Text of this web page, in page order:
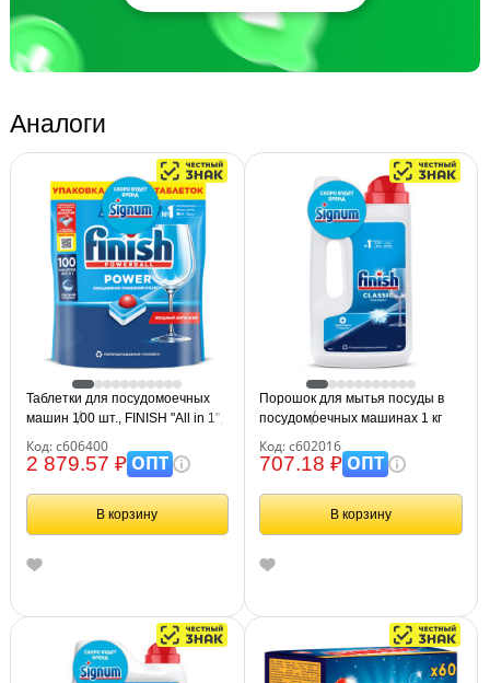
Аналоги
Таблетки для посудомоечных
машин 100 шт., FINISH "All in 1",
Код: с606400
2 879.57 ₽ОПТ
В корзину
Порошок для мытья посуды в
посудомоечных машинах 1 кг
Код: с602016
707.18 ₽ОПТ
В корзину